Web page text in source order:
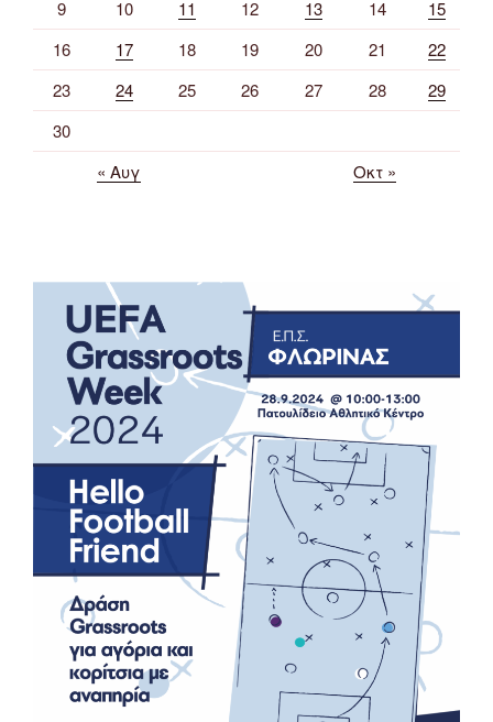
9
10 11 12 13 14
15
16
17 18 19 20 21
22
23
24 25 26 27 28
29
30
« Αυγ
Οκτ »